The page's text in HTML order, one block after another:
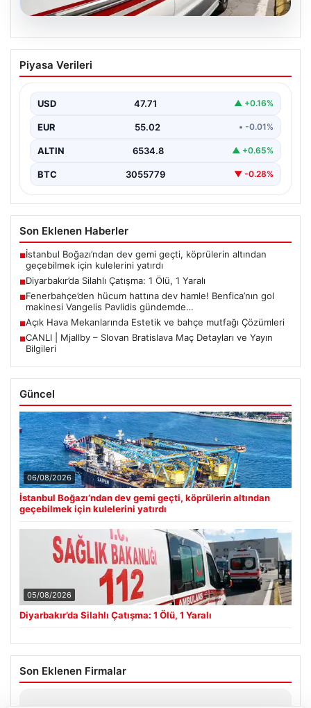
Diyarbakır’da Silahlı Çatışma: 1 Ölü, 1
Yaralı
bölge sakinlerini korkuttu. Olay, iki grup arasında
uzun…
Piyasa Verileri
USD 47.71 ▲ +0.16%
EUR 55.02 • -0.01%
ALTIN 6534.8 ▲ +0.65%
BTC 3055779 ▼ -0.28%
Son Eklenen Haberler
■İstanbul Boğazı’ndan dev gemi geçti, köprülerin altından
geçebilmek için kulelerini yatırdı
■Diyarbakır’da Silahlı Çatışma: 1 Ölü, 1 Yaralı
■Fenerbahçe’den hücum hattına dev hamle! Benfica’nın gol
makinesi Vangelis Pavlidis gündemde…
■Açık Hava Mekanlarında Estetik ve bahçe mutfağı Çözümleri
■CANLI | Mjallby – Slovan Bratislava Maç Detayları ve Yayın
Bilgileri
Güncel
06/08/2026
İstanbul Boğazı’ndan dev gemi geçti, köprülerin altından
geçebilmek için kulelerini yatırdı
05/08/2026
Diyarbakır’da Silahlı Çatışma: 1 Ölü, 1 Yaralı
Son Eklenen Firmalar